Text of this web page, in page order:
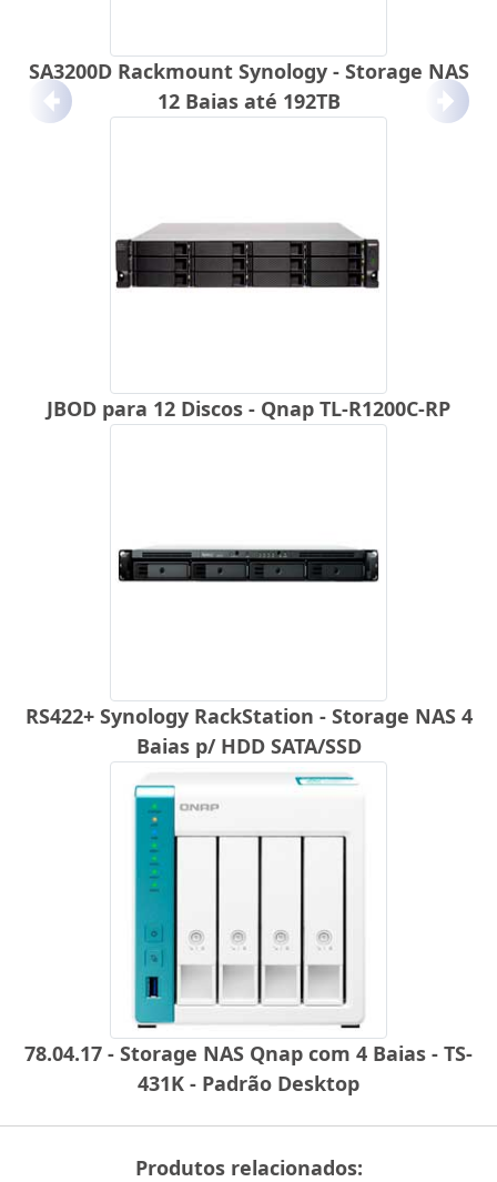
SA3200D Rackmount Synology - Storage NAS
12 Baias até 192TB
JBOD para 12 Discos - Qnap TL-R1200C-RP
RS422+ Synology RackStation - Storage NAS 4
Baias p/ HDD SATA/SSD
78.04.17 - Storage NAS Qnap com 4 Baias - TS-
431K - Padrão Desktop
Anterior
Produtos relacionados: